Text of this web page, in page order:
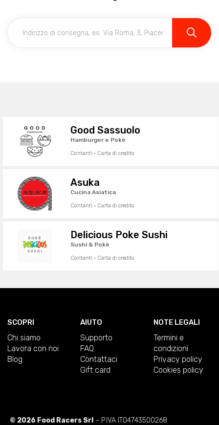
Good Sassuolo
Hamburger e Pokè
Contanti · Carta di credito
Asuka
Cucina Asiatica
Contanti · Carta di credito
Delicious Poke Sushi
Sushi & Pokè
Contanti · Carta di credito
SCOPRI
Chi siamo
Lavora con noi
Blog
AIUTO
Supporto
FAQ
Contattaci
Gift card
NOTE LEGALI
Termini e
condizioni
Privacy policy
Cookies policy
© 2026 Food Racers Srl - P.IVA IT04743500268